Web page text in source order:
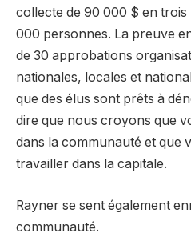
collecte de 90 000 $ en trois
000 personnes. La preuve
de 30 approbations
nationales, locales et
que des élus sont prêts à
dire que nous croyons que
dans la communauté et que
travailler dans la capitale.
Rayner se sent également
communauté.